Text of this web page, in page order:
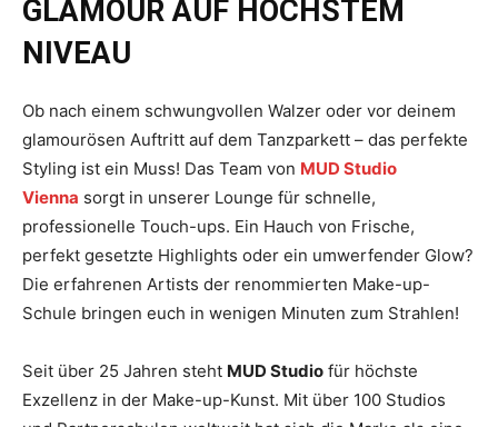
GLAMOUR AUF HÖCHSTEM
NIVEAU
Ob nach einem schwungvollen Walzer oder vor deinem
glamourösen Auftritt auf dem Tanzparkett – das perfekte
Styling ist ein Muss! Das Team von MUD Studio
Vienna sorgt in unserer Lounge für schnelle,
professionelle Touch-ups. Ein Hauch von Frische,
perfekt gesetzte Highlights oder ein umwerfender Glow?
Die erfahrenen Artists der renommierten Make-up-
Schule bringen euch in wenigen Minuten zum Strahlen!
Seit über 25 Jahren steht MUD Studio für höchste
Exzellenz in der Make-up-Kunst. Mit über 100 Studios